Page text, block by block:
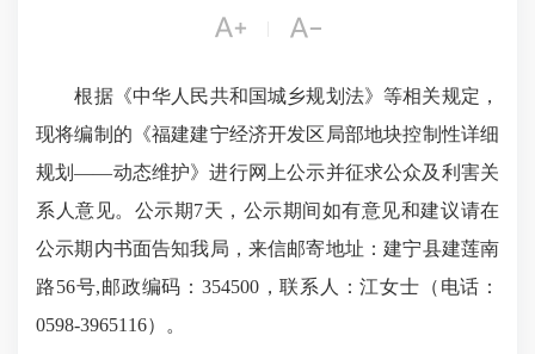
 
根据《中华人民共和国城乡规划法》等相关规定，
现将编制的《福建建宁经济开发区局部地块控制性详细
规划——动态维护》进行网上公示并征求公众及利害关
系人意见。公示期7天， 公示期间如有意见和建议请在
公示期内书面告知我局 ， 来信邮寄地址：建宁县建莲南
路56号,邮政编码：354500，联系人：江女士（电话：
0598-3965116）
。